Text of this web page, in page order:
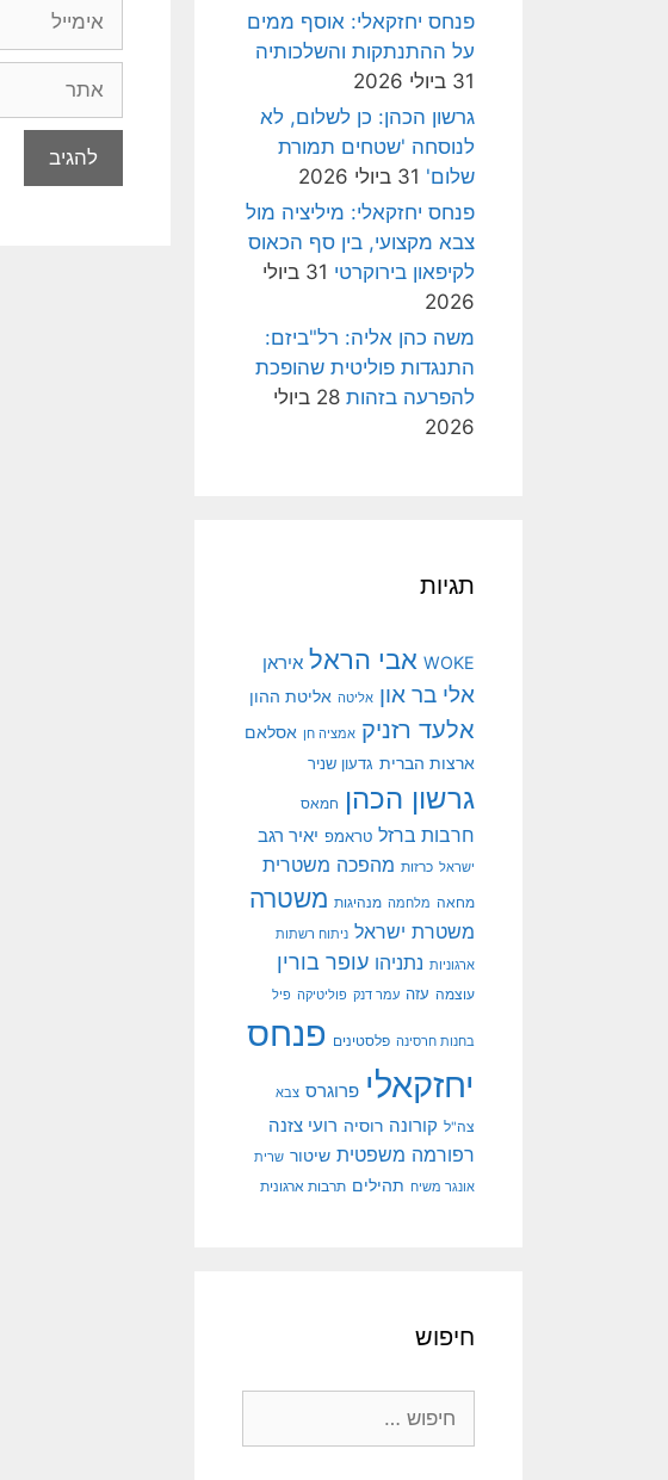
פנחס יחזקאלי: אוסף ממים
על ההתנתקות והשלכותיה
31 ביולי 2026
גרשון הכהן: כן לשלום, לא
לנוסחה 'שטחים תמורת
שלום' 31 ביולי 2026
פנחס יחזקאלי: מיליציה מול
צבא מקצועי, בין סף הכאוס
לקיפאון בירוקרטי
31 ביולי
2026
משה כהן אליה: רל"ביזם:
התנגדות פוליטית שהופכת
להפרעה בזהות
28 ביולי
2026
תגיות
WOKE אבי הראל איראן
אלי בר און אליטה אליטת ההון
אלעד רזניק אמציה חן אסלאם
ארצות הברית גדעון שניר
גרשון הכהן חמאס
חרבות ברזל טראמפ יאיר רגב
ישראל כרזות מהפכה משטרית
מחאה מלחמה מנהיגות משטרה
משטרת ישראל ניתוח רשתות
ארגוניות נתניהו עופר בורין
עוצמה עזה עמר דנק פוליטיקה פיל
בחנות חרסינה פלסטינים פנחס
יחזקאלי פרוגרס צבא
צה"ל קורונה רוסיה רועי צזנה
רפורמה משפטית שיטור שרית
אונגר משיח תהילים תרבות ארגונית
חיפוש